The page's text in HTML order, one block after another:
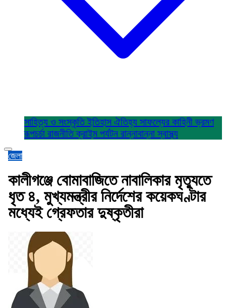
সাহিত্য ও সংস্কৃতিইতিহাস ঐতিহ্য সাফল্যের কাহিনীভ্রমণ
রূপচর্চা রাজনীতিক্রাইম পর্যটন রান্নাবান্নাস্বাস্থ্য
জেলা
কালীগঞ্জে বোমাবাজিতে নাবালিকার মৃত্যুতে
ধৃত ৪, মুখ্যমন্ত্রীর নির্দেশের কয়েকঘণ্টার
মধ্যেই গ্রেফতার দুষ্কৃতীরা